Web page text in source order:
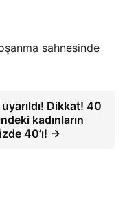
sahnesinde
uyarıldı! Dikkat! 40
kadınların
40’ı! →